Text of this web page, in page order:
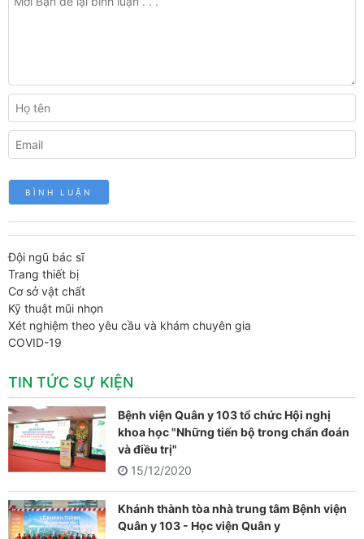
Đội ngũ bác sĩ
Trang thiết bị
Cơ sở vật chất
Kỹ thuật mũi nhọn
Xét nghiệm theo yêu cầu và khám chuyên gia
COVID-19
TIN TỨC SỰ KIỆN
Bệnh viện Quân y 103 tổ chức Hội nghị
khoa học "Những tiến bộ trong chẩn đoán
và điều trị"
15/12/2020
Khánh thành tòa nhà trung tâm Bệnh viện
Quân y 103 - Học viện Quân y